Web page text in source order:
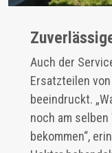
Auch der
Ersatzteilen
beeindruckt.
noch am selben
bekommen“,